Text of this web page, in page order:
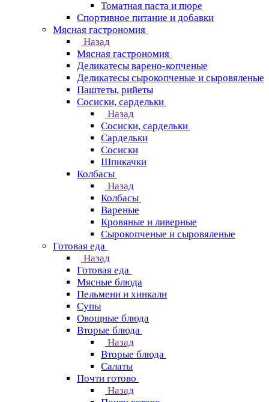
Томатная паста и пюре
Спортивное питание и добавки
Мясная гастрономия
Назад
Мясная гастрономия
Деликатесы варено-копченые
Деликатесы сырокопченые и сыровяленые
Паштеты, рийеты
Сосиски, сардельки
Назад
Сосиски, сардельки
Сардельки
Сосиски
Шпикачки
Колбасы
Назад
Колбасы
Вареные
Кровяные и ливерные
Сырокопченые и сыровяленые
Готовая еда
Назад
Готовая еда
Мясные блюда
Пельмени и хинкали
Супы
Овощные блюда
Вторые блюда
Назад
Вторые блюда
Салаты
Почти готово
Назад